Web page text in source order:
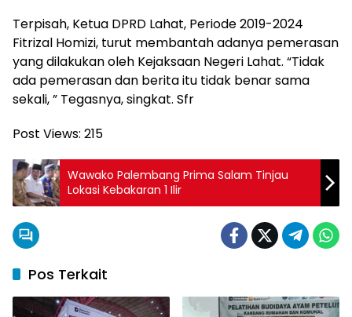
Terpisah, Ketua DPRD Lahat, Periode 2019-2024
Fitrizal Homizi, turut membantah adanya pemerasan
yang dilakukan oleh Kejaksaan Negeri Lahat. “Tidak
ada pemerasan dan berita itu tidak benar sama
sekali, ” Tegasnya, singkat. Sfr
Post Views: 215
Wawako Palembang Prima Salam Tinjau
Lokasi Kebakaran 1 Ilir
Pos Terkait